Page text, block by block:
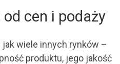
cen i podaży
wiele innych rynków –
produktu, jego jakość